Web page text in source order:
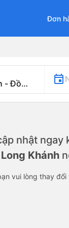
Đơn
nhật ngay
Khánh
vui lòng thay